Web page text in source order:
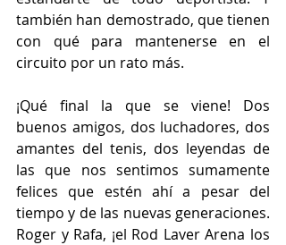
también han demostrado, que tienen
con qué para mantenerse en el
circuito por un rato más.
¡Qué final la que se viene! Dos
buenos amigos, dos luchadores, dos
amantes del tenis, dos leyendas de
las que nos sentimos sumamente
felices que estén ahí a pesar del
tiempo y de las nuevas generaciones.
Roger y Rafa, ¡el Rod Laver Arena los